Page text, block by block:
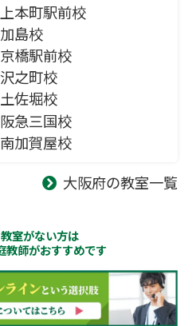
上本町駅前校
加島校
京橋駅前校
沢之町校
土佐堀校
阪急三国校
南加賀屋校
大阪府の教室一覧
室がない方は
教師がおすすめです